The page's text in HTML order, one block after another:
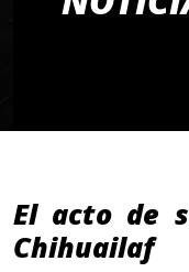
El acto de
Chihuailaf